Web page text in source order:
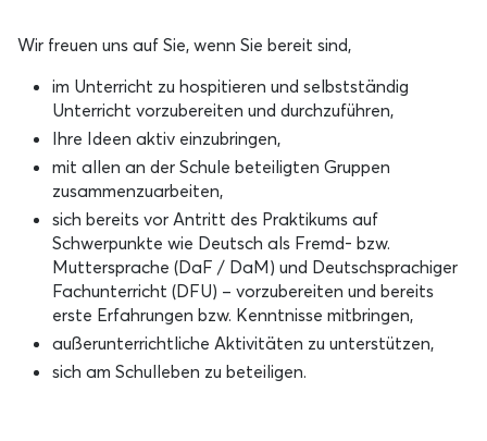
Wir freuen uns auf Sie, wenn Sie bereit sind,
im Unterricht zu hospitieren und selbstständig
Unterricht vorzubereiten und durchzuführen,
Ihre Ideen aktiv einzubringen,
mit allen an der Schule beteiligten Gruppen
zusammenzuarbeiten,
sich bereits vor Antritt des Praktikums auf
Schwerpunkte wie Deutsch als Fremd- bzw.
Muttersprache (DaF / DaM) und Deutschsprachiger
Fachunterricht (DFU) – vorzubereiten und bereits
erste Erfahrungen bzw. Kenntnisse mitbringen,
außerunterrichtliche Aktivitäten zu unterstützen,
sich am Schulleben zu beteiligen.